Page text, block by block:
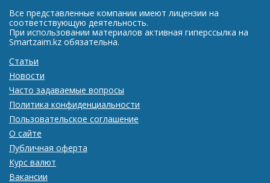
Все представленные компании имеют лицензии на
соответствующую деятельность.
При использовании материалов активная гиперссылка на
Smartzaim.kz обязательна.
Статьи
Новости
Часто задаваемые вопросы
Политика конфиденциальности
Пользовательское соглашение
О сайте
Публичная оферта
Курс валют
Вакансии